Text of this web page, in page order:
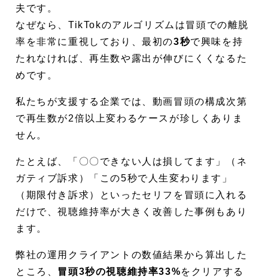
夫です。
なぜなら、TikTokのアルゴリズムは冒頭での離脱
率を非常に重視しており、最初の3秒で興味を持
たれなければ、再生数や露出が伸びにくくなるた
めです。
私たちが支援する企業では、動画冒頭の構成次第
で再生数が2倍以上変わるケースが珍しくありま
せん。
たとえば、「〇〇できない人は損してます」（ネ
ガティブ訴求）「この5秒で人生変わります」
（期限付き訴求）といったセリフを冒頭に入れる
だけで、視聴維持率が大きく改善した事例もあり
ます。
弊社の運用クライアントの数値結果から算出した
ところ、 冒頭3秒の視聴維持率33%をクリアする